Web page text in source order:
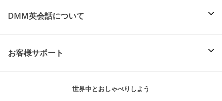
DMM英会話について
お客様サポート
世界中とおしゃべりしよう